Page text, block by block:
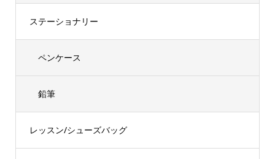
ステーショナリー
ペンケース
鉛筆
レッスン/シューズバッグ